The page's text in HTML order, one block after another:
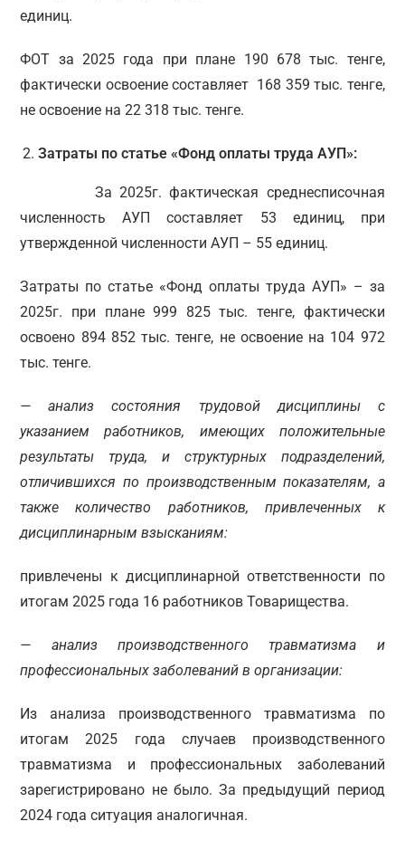
единиц.
ФОТ за 2025 года при плане 190 678 тыс. тенге,
фактически освоение составляет 168 359 тыс. тенге,
не освоение на 22 318 тыс. тенге.
Затраты по статье «Фонд оплаты труда АУП»:
За 2025г. фактическая среднесписочная
численность АУП составляет 53 единиц, при
утвержденной численности АУП – 55 единиц.
Затраты по статье «Фонд оплаты труда АУП» – за
2025г. при плане 999 825 тыс. тенге, фактически
освоено 894 852 тыс. тенге, не освоение на 104 972
тыс. тенге.
— анализ состояния трудовой дисциплины с
указаниемработников, имеющих положительные
результаты труда, и структурных подразделений,
отличившихся по производственным показателям, а
также количество работников, привлеченных к
дисциплинарным взысканиям:
привлечены к дисциплинарной ответственности по
итогам 2025 года 16 работников Товарищества.
— анализ производственного травматизма и
профессиональных заболеваний в организации:
Из анализа производственного травматизма по
итогам 2025 года случаев производственного
травматизма и профессиональных заболеваний
зарегистрировано не было. За предыдущий период
2024 года ситуация аналогичная.